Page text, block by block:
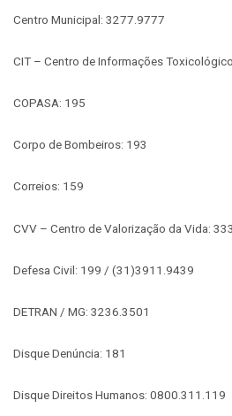
Centro Municipal: 3277.9777
CIT – Centro de Informações
COPASA: 195
Corpo de Bombeiros: 193
Correios: 159
CVV – Centro de Valorização da Vida:
Defesa Civil: 199 / (31)3911.9439
DETRAN / MG: 3236.3501
Disque Denúncia: 181
Disque Direitos Humanos: 0800.311.119